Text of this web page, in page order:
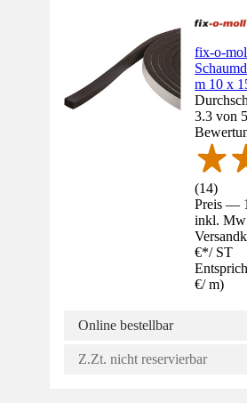
fix-o-
m 10 x
3.3 von
(14)
Preis —
inkl.
€*/ ST
€/ m)
Online bestellbar
Z.Zt. nicht reservierbar